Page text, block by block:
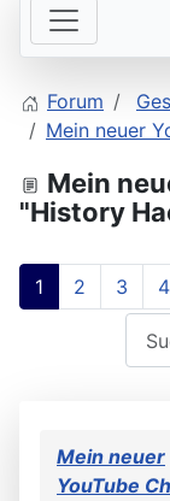
Forum
Mein neuer
Mein
"History
1 2 3 4
Mein neuer
YouTube